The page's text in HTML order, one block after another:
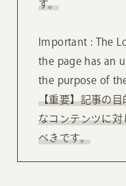
す。
Important : The
the page has an
the purpose of
【重要】記事の
なコンテンツに
べきです。